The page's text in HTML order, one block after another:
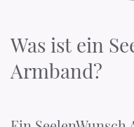
Was ist ein
Armband?